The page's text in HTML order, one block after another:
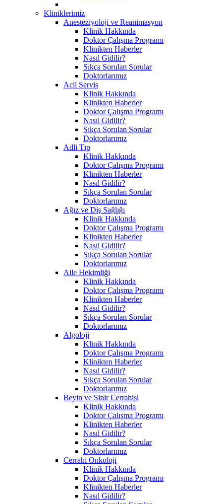
Kliniklerimiz
Anesteziyoloji ve Reanimasyon
Klinik Hakkında
Doktor Çalışma Programı
Klinikten Haberler
Nasıl Gidilir?
Sıkça Sorulan Sorular
Doktorlarımız
Acil Servis
Klinik Hakkında
Klinikten Haberler
Doktor Çalışma Programı
Nasıl Gidilir?
Sıkça Sorulan Sorular
Doktorlarımız
Adli Tıp
Klinik Hakkında
Doktor Çalışma Programı
Klinikten Haberler
Nasıl Gidilir?
Sıkça Sorulan Sorular
Doktorlarımız
Ağız ve Diş Sağlığı
Klinik Hakkında
Doktor Çalışma Programı
Klinikten Haberler
Nasıl Gidilir?
Sıkça Sorulan Sorular
Doktorlarımız
Aile Hekimliği
Klinik Hakkında
Doktor Çalışma Programı
Klinikten Haberler
Nasıl Gidilir?
Sıkça Sorulan Sorular
Doktorlarımız
Algoloji
Klinik Hakkında
Doktor Çalışma Programı
Klinikten Haberler
Nasıl Gidilir?
Sıkça Sorulan Sorular
Doktorlarımız
Beyin ve Sinir Cerrahisi
Klinik Hakkında
Doktor Çalışma Programı
Klinikten Haberler
Nasıl Gidilir?
Sıkça Sorulan Sorular
Doktorlarımız
Cerrahi Onkoloji
Klinik Hakkında
Doktor Çalışma Programı
Klinikten Haberler
Nasıl Gidilir?